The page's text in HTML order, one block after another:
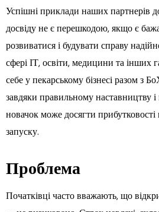
Успішні приклади наших партнерів
досвіду не є перешкодою, якщо є
розвиватися і будувати справу
сфері ІТ, освіти, медицини та інших
себе у пекарському бізнесі разом з
завдяки правильному наставництву і
новачок може досягти прибутковості
запуску.
Проблема
Початківці часто вважають, що